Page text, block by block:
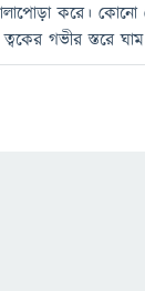
করে।
ত্বকের গভীর স্তরে